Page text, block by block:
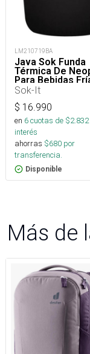
LM210719BA
Java Sok Funda
Térmica De
Para Bebidas
Sok-It
$ 16.990
en 6cuotas de $2.832
interés
ahorras $680 por
transferencia.
Disponible
Más de